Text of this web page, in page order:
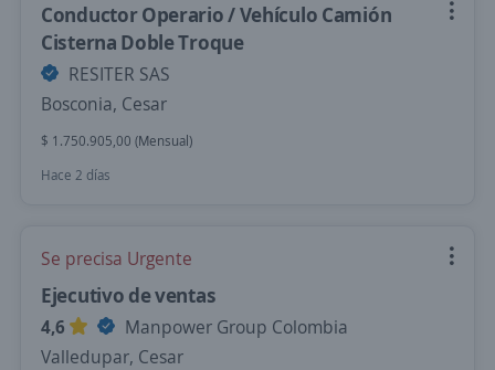
Conductor Operario / Vehículo Camión
Cisterna Doble Troque
RESITER SAS
Bosconia, Cesar
$ 1.750.905,00 (Mensual)
Hace 2 días
Se precisa Urgente
Ejecutivo de ventas
4,6
Manpower Group Colombia
Valledupar, Cesar